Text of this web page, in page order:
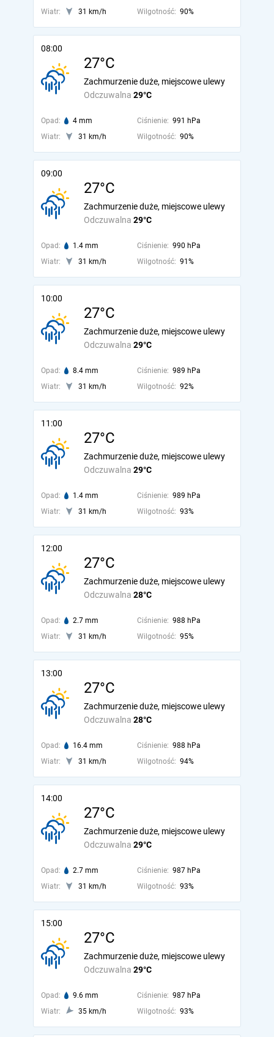
Wiatr: 31 km/h Wilgotność: 90%
08:00
27°C
Odczuwalna 29°C
Zachmurzenie duże, miejscowe ulewy
Opad: 4 mm Ciśnienie: 991 hPa
Wiatr:
31 km/h Wilgotność: 90%
09:00
27°C
Odczuwalna 29°C
Zachmurzenie duże, miejscowe ulewy
Opad: 1.4 mm Ciśnienie: 990 hPa
Wiatr:
31 km/h Wilgotność: 91%
10:00
27°C
Odczuwalna 29°C
Zachmurzenie duże, miejscowe ulewy
Opad: 8.4 mm Ciśnienie: 989 hPa
Wiatr:
31 km/h Wilgotność: 92%
11:00
27°C
Odczuwalna 29°C
Zachmurzenie duże, miejscowe ulewy
Opad: 1.4 mm Ciśnienie: 989 hPa
Wiatr:
31 km/h Wilgotność: 93%
12:00
27°C
Odczuwalna 28°C
Zachmurzenie duże, miejscowe ulewy
Opad: 2.7 mm Ciśnienie: 988 hPa
Wiatr:
31 km/h Wilgotność: 95%
13:00
27°C
Odczuwalna 28°C
Zachmurzenie duże, miejscowe ulewy
Opad: 16.4 mm Ciśnienie: 988 hPa
Wiatr:
31 km/h Wilgotność: 94%
14:00
27°C
Odczuwalna 29°C
Zachmurzenie duże, miejscowe ulewy
Opad: 2.7 mm Ciśnienie: 987 hPa
Wiatr:
31 km/h Wilgotność: 93%
15:00
27°C
Odczuwalna 29°C
Zachmurzenie duże, miejscowe ulewy
Opad: 9.6 mm Ciśnienie: 987 hPa
Wiatr:
35 km/h Wilgotność: 93%